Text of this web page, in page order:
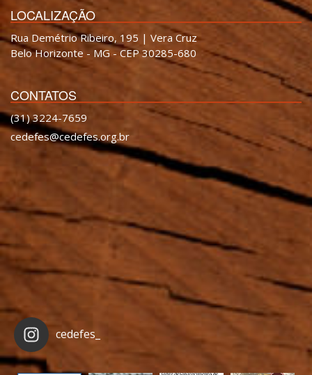
LOCALIZAÇÃO
Rua Demétrio Ribeiro, 195 | Vera Cruz
Belo Horizonte - MG - CEP 30285-680
CONTATOS
(31) 3224-7659
cedefes@cedefes.org.br
cedefes_